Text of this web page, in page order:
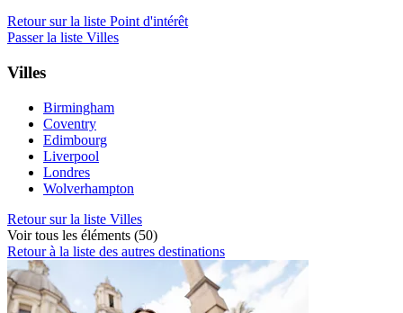
Retour sur la liste Point d'intérêt
Passer la liste Villes
Villes
Birmingham
Coventry
Edimbourg
Liverpool
Londres
Wolverhampton
Retour sur la liste Villes
Voir tous les éléments (50)
Retour à la liste des autres destinations